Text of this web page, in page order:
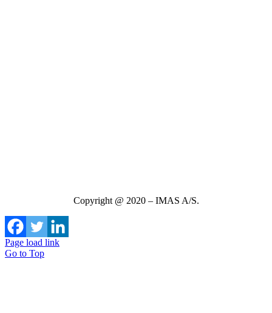
Copyright @ 2020 – IMAS A/S.
Page load link
Go to Top